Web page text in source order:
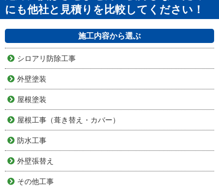
にも他社と見積りを比較してください！
施工内容から選ぶ
シロアリ防除工事
外壁塗装
屋根塗装
屋根工事（葺き替え・カバー）
防水工事
外壁張替え
その他工事